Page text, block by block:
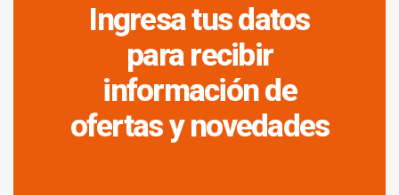
Ingresa tus datos
para recibir
información de
ofertas y novedades